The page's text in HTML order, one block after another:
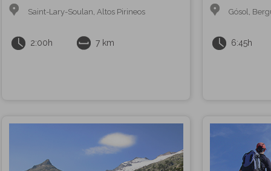
Saint-Lary-Soulan, Altos Pirineos
2:00h 7 km
Gósol,
6:45h